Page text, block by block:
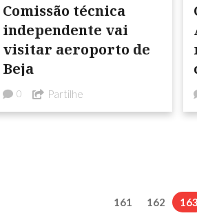
Comissão técnica
independente vai
visitar aeroporto de
Beja
0 Partilhe
161 162 163